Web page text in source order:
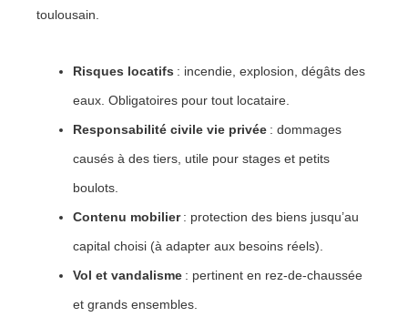
toulousain.
Risques locatifs : incendie, explosion, dégâts des
eaux. Obligatoires pour tout locataire.
Responsabilité civile vie privée : dommages
causés à des tiers, utile pour stages et petits
boulots.
Contenu mobilier: protection des biens jusqu’au
capital choisi (à adapter aux besoins réels).
Vol et vandalisme : pertinent en rez-de-chaussée
et grands ensembles.